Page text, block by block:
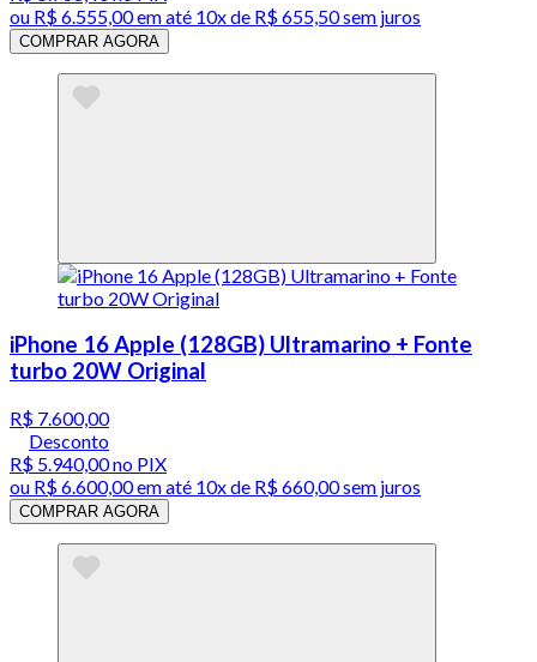
ou R$ 6.555,00em até 10x de R$ 655,50 sem juros
COMPRAR AGORA
iPhone 16 Apple (128GB) Ultramarino + Fonte
turbo 20W Original
R$ 7.600,00
Desconto
R$ 5.940,00no PIX
ou R$ 6.600,00em até 10x de R$ 660,00 sem juros
COMPRAR AGORA